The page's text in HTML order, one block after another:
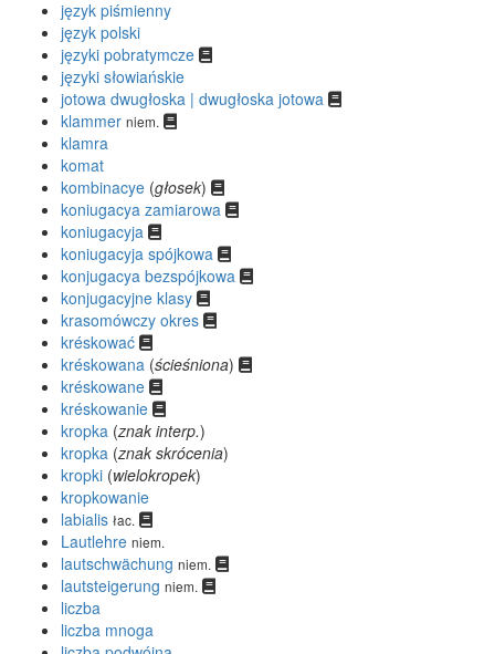
język piśmienny
język polski
języki pobratymcze
języki słowiańskie
jotowa dwugłoska | dwugłoska jotowa
klammer niem.
klamra
komat
kombinacye (głosek)
koniugacya zamiarowa
koniugacyja
koniugacyja spójkowa
konjugacya bezspójkowa
konjugacyjne klasy
krasomówczy okres
kréskować
kréskowana (ścieśniona)
kréskowane
kréskowanie
kropka (znak interp.)
kropka (znak skrócenia)
kropki (wielokropek)
kropkowanie
labialis łac.
Lautlehre niem.
lautschwächung niem.
lautsteigerung niem.
liczba
liczba mnoga